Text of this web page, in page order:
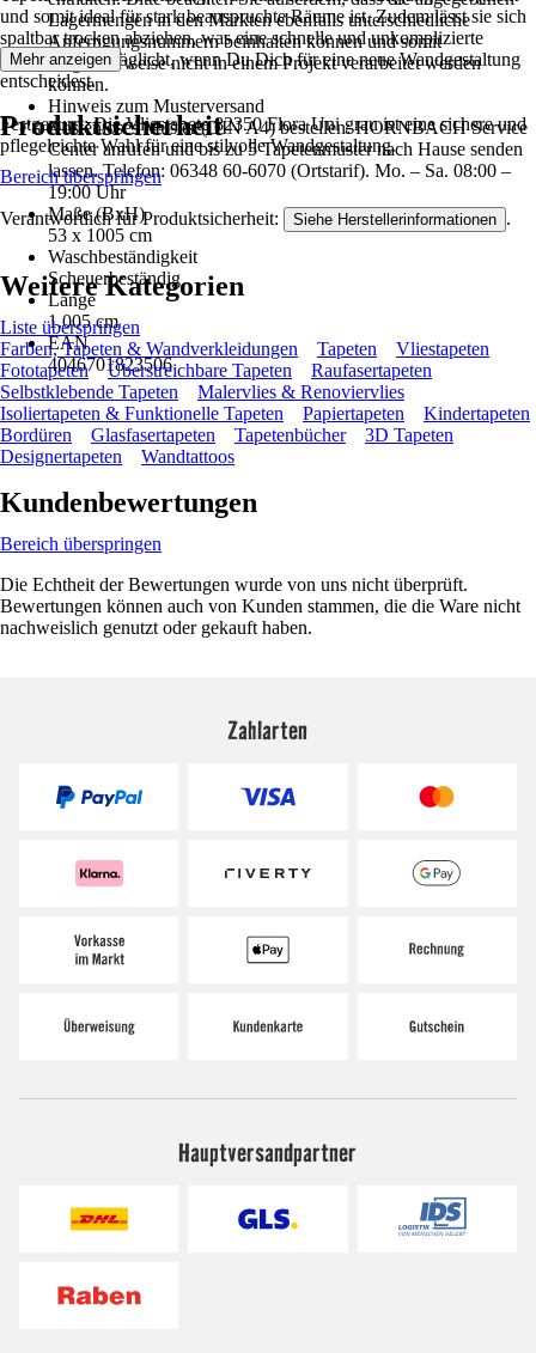
Lagermengen in den Märkten ebenfalls unterschiedliche
Anfertigungsnummern beinhalten können und somit
möglicherweise nicht in einem Projekt verarbeitet werden
können.
Hinweis zum Musterversand
Kostenloses Muster (DIN A4) bestellen: HORNBACH Service
Center anrufen und bis zu 5 Tapetenmuster nach Hause senden
lassen. Telefon: 06348 60-6070 (Ortstarif). Mo. – Sa. 08:00 –
19:00 Uhr
Maße (BxH)
53 x 1005 cm
Waschbeständigkeit
Scheuerbeständig
Länge
1.005 cm
EAN
4046701823506
und somit ideal für stark beanspruchte Räume ist. Zudem lässt sie sich
spaltbar trocken abziehen, was eine schnelle und unkomplizierte
Entfernung ermöglicht, wenn Du Dich für eine neue Wandgestaltung
entscheidest.
Festgezurrt: Die Vliestapete 82350 Flora Uni grau ist eine sichere und
pflegeleichte Wahl für eine stilvolle Wandgestaltung.
Mehr anzeigen
Produktsicherheit
Bereich überspringen
Verantwortlich für Produktsicherheit: Siehe Herstellerinformationen .
Weitere Kategorien
Liste überspringen
Farben, Tapeten & Wandverkleidungen
Tapeten
Vliestapeten
Fototapeten
Überstreichbare Tapeten
Raufasertapeten
Selbstklebende Tapeten
Malervlies & Renoviervlies
Isoliertapeten & Funktionelle Tapeten
Papiertapeten
Kindertapeten
Bordüren
Glasfasertapeten Tapetenbücher
3D Tapeten
Designertapeten
Wandtattoos
Kundenbewertungen
Bereich überspringen
Die Echtheit der Bewertungen wurde von uns nicht überprüft.
Bewertungen können auch von Kunden stammen, die die Ware nicht
nachweislich genutzt oder gekauft haben.
Zahlarten
Hauptversandpartner